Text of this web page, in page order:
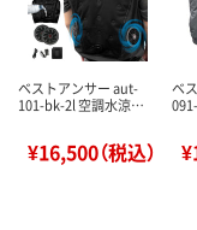
ベストアンサー aut-
101-bk-2l 空調水涼…
¥16,500（税込）
ベ